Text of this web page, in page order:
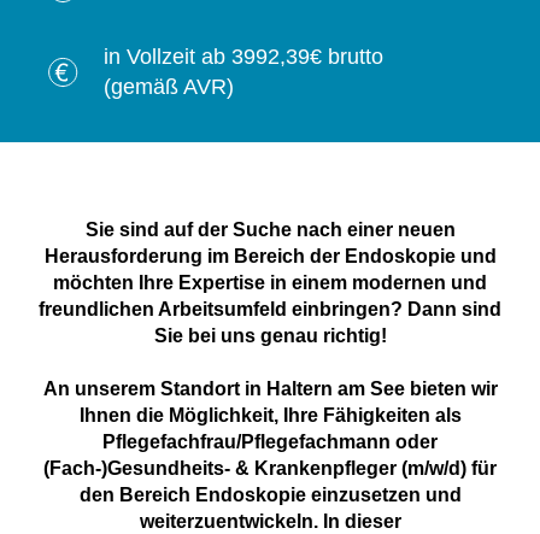
in Vollzeit ab 3992,39€ brutto
(gemäß AVR)
Sie sind auf der Suche nach einer neuen
Herausforderung im Bereich der Endoskopie und
möchten Ihre Expertise in einem modernen und
freundlichen Arbeitsumfeld einbringen? Dann sind
Sie bei uns genau richtig!
An unserem Standort in Haltern am See bieten wir
Ihnen die Möglichkeit, Ihre Fähigkeiten als
Pflegefachfrau/Pflegefachmann oder
(Fach-)Gesundheits- & Krankenpfleger (m/w/d) für
den Bereich Endoskopie einzusetzen und
weiterzuentwickeln. In dieser